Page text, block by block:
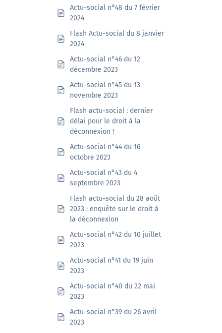
Actu-social n°48 du 7 février
2024
Flash Actu-social du 8 janvier
2024
Actu-social n°46 du 12
décembre 2023
Actu-social n°45 du 13
novembre 2023
Flash actu-social : dernier
délai pour le droit à la
déconnexion !
Actu-social n°44 du 16
octobre 2023
Actu-social n°43 du 4
septembre 2023
Flash actu-social du 28 août
2023 : enquête sur le droit à
la déconnexion
Actu-social n°42 du 10 juillet
2023
Actu-social n°41 du 19 juin
2023
Actu-social n°40 du 22 mai
2023
Actu-social n°39 du 26 avril
2023